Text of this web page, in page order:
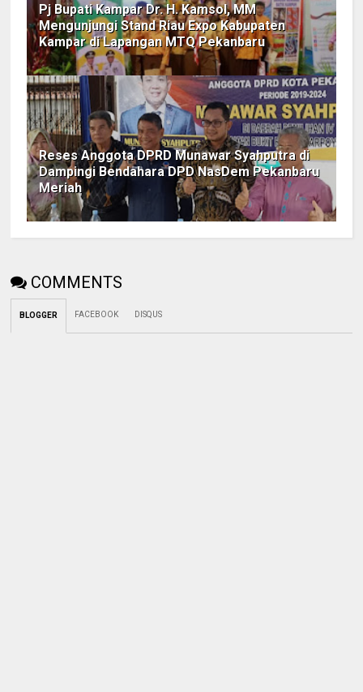
Pj Bupati Kampar Dr. H. Kamsol, MM
Mengunjungi Stand Riau Expo Kabupaten
Kampar di Lapangan MTQ Pekanbaru
Reses Anggota DPRD Munawar Syahputra di
Dampingi Bendahara DPD NasDem Pekanbaru
Meriah
COMMENTS
BLOGGER FACEBOOK DISQUS